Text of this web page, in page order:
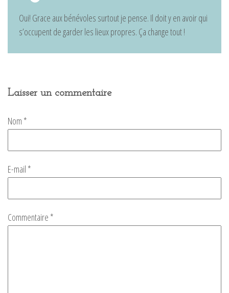
Oui! Grace aux bénévoles surtout je pense. Il doit y en avoir qui
s’occupent de garder les lieux propres. Ça change tout !
Laisser un commentaire
Commentaire *
Nom *
E-mail *